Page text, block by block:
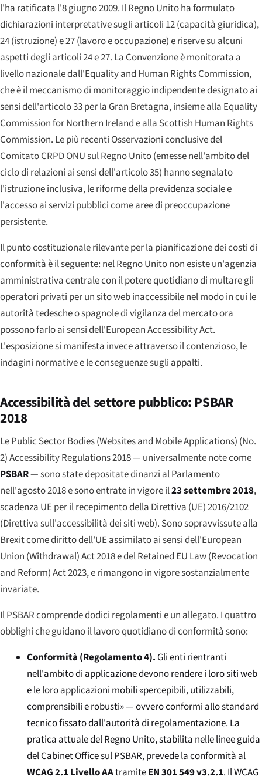
l'ha ratificata l'8 giugno 2009. Il Regno Unito ha formulato
dichiarazioni interpretative sugli articoli 12 (capacità giuridica),
24 (istruzione) e 27 (lavoro e occupazione) e riserve su alcuni
aspetti degli articoli 24 e 27. La Convenzione è monitorata a
livello nazionale dall'Equality and Human Rights Commission,
che è il meccanismo di monitoraggio indipendente designato ai
sensi dell'articolo 33 per la Gran Bretagna, insieme alla Equality
Commission for Northern Ireland e alla Scottish Human Rights
Commission. Le più recenti Osservazioni conclusive del
Comitato CRPD ONU sul Regno Unito (emesse nell'ambito del
ciclo di relazioni ai sensi dell'articolo 35) hanno segnalato
l'istruzione inclusiva, le riforme della previdenza sociale e
l'accesso ai servizi pubblici come aree di preoccupazione
persistente.
Il punto costituzionale rilevante per la pianificazione dei costi di
conformità è il seguente: nel Regno Unito non esiste un'agenzia
amministrativa centrale con il potere quotidiano di multare gli
operatori privati per un sito web inaccessibile nel modo in cui le
autorità tedesche o spagnole di vigilanza del mercato ora
possono farlo ai sensi dell'European Accessibility Act.
L'esposizione si manifesta invece attraverso il contenzioso, le
indagini normative e le conseguenze sugli appalti.
Accessibilità del settore pubblico: PSBAR
2018
Le Public Sector Bodies (Websites and Mobile Applications) (No.
2) Accessibility Regulations 2018 — universalmente note come
PSBAR— sono state depositate dinanzi al Parlamento
nell'agosto 2018 e sono entrate in vigore il23 settembre 2018,
scadenza UE per il recepimento della Direttiva (UE) 2016/2102
(Direttiva sull'accessibilità dei siti web). Sono sopravvissute alla
Brexit come diritto dell'UE assimilato ai sensi dell'European
Union (Withdrawal) Act 2018 e del Retained EU Law (Revocation
and Reform) Act 2023, e rimangono in vigore sostanzialmente
invariate.
Il PSBAR comprende dodici regolamenti e un allegato. I quattro
obblighi che guidano il lavoro quotidiano di conformità sono:
Conformità (Regolamento 4).Gli enti rientranti
nell'ambito di applicazione devono rendere i loro siti web
e le loro applicazioni mobili «percepibili, utilizzabili,
comprensibili e robusti» — ovvero conformi allo standard
tecnico fissato dall'autorità di regolamentazione. La
pratica attuale del Regno Unito, stabilita nelle linee guida
del Cabinet Office sul PSBAR, prevede la conformità al
WCAG 2.1 Livello AAtramiteEN 301 549 v3.2.1. Il WCAG